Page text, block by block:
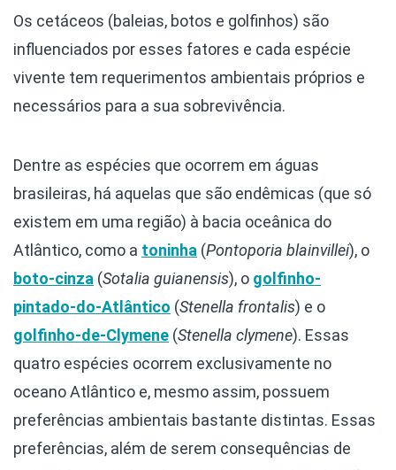
Os cetáceos (baleias, botos e golfinhos) são
influenciados por esses fatores e cada espécie
vivente tem requerimentos ambientais próprios e
necessários para a sua sobrevivência.
Dentre as espécies que ocorrem em águas
brasileiras, há aquelas que são endêmicas (que só
existem em uma região) à bacia oceânica do
Atlântico, como a toninha (Pontoporia blainvillei), o
boto-cinza (Sotalia guianensis), o golfinho-
pintado-do-Atlântico (Stenella frontalis) e o
golfinho-de-Clymene (Stenella clymene). Essas
quatro espécies ocorrem exclusivamente no
oceano Atlântico e, mesmo assim, possuem
preferências ambientais bastante distintas. Essas
preferências, além de serem consequências de